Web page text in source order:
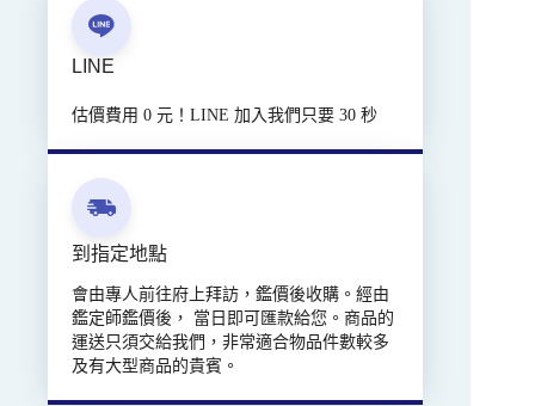
LINE
估價費用 0 元！LINE 加入我們只要 30 秒
到指定地點
會由專人前往府上拜訪，鑑價後收購。經由
鑑定師鑑價後， 當日即可匯款給您。商品的
運送只須交給我們，非常適合物品件數較多
及有大型商品的貴賓。